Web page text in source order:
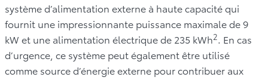
système d’alimentation externe à haute capacité qui
fournit une impressionnante puissance maximale de 9
kW et une alimentation électrique de 235 kWh2
. En cas
d’urgence, ce système peut également être utilisé
comme source d’énergie externe pour contribuer aux